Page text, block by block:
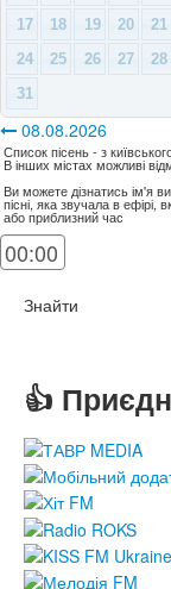
17 18 19 20 21
24 25 26 27 28
31
08.08.2026
Список пісень - з
В інших містах можливі
Ви можете дізнатись ім'я
пісні, яка звучала в ефірі,
або приблизний час
Знайти
👍